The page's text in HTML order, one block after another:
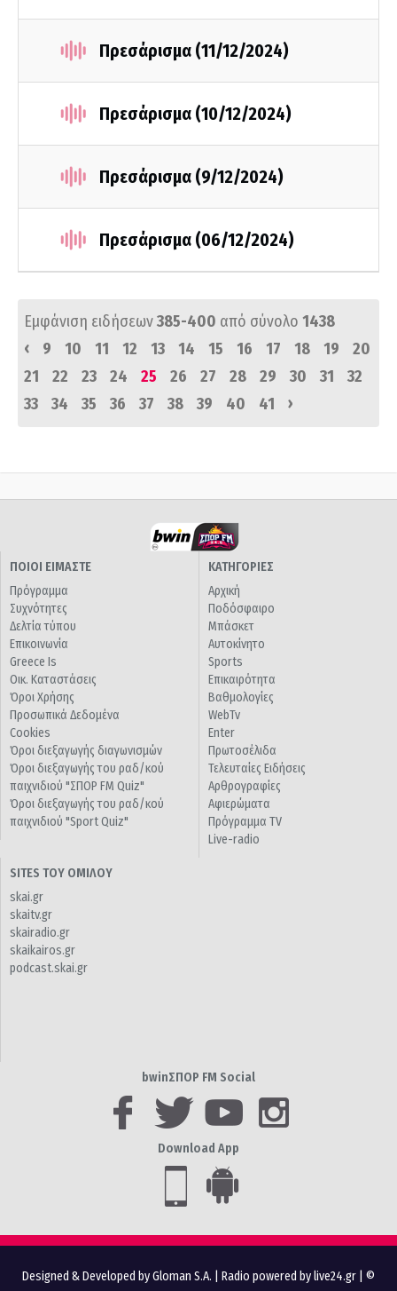
Πρεσάρισμα (11/12/2024)
Πρεσάρισμα (10/12/2024)
Πρεσάρισμα (9/12/2024)
Πρεσάρισμα (06/12/2024)
Εμφάνιση ειδήσεων385-400 από σύνολο 1438
‹
9 10 11 12 13 14 15 16 17 18 19
20
21
22 23 24 25 26 27 28 29 30 31
32
33
34 35 36 37 38 39 40 41 ›
ΠΟΙΟΙ ΕΙΜΑΣΤΕ
Πρόγραμμα
Συχνότητες
Δελτία τύπου
Επικοινωνία
Greece Is
Οικ. Καταστάσεις
Όροι Χρήσης
Προσωπικά Δεδομένα
Cookies
Όροι διεξαγωγής διαγωνισμών
Όροι διεξαγωγής του ραδ/κού
παιχνιδιού "ΣΠΟΡ FM Quiz"
Όροι διεξαγωγής του ραδ/κού
παιχνιδιού "Sport Quiz"
ΚΑΤΗΓΟΡΙΕΣ
Αρχική
Ποδόσφαιρο
Μπάσκετ
Αυτοκίνητο
Sports
Επικαιρότητα
Βαθμολογίες
WebTv
Enter
Πρωτοσέλιδα
Τελευταίες Ειδήσεις
Αρθρογραφίες
Αφιερώματα
Πρόγραμμα TV
Live-radio
SITES ΤΟΥ ΟΜΙΛΟΥ
skai.gr
skaitv.gr
skairadio.gr
skaikairos.gr
podcast.skai.gr
bwinΣΠΟΡ FM Social
Download App
Designed & Developed by Gloman S.A. Radio powered by live24.gr | ©